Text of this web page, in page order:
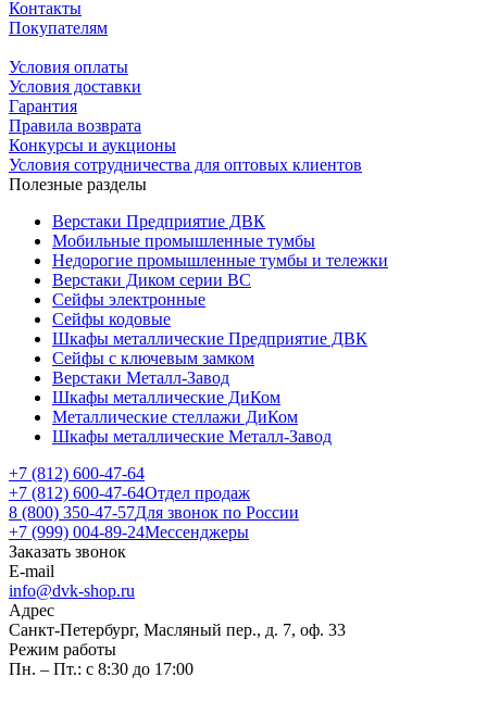
Контакты
Покупателям
Условия оплаты
Условия доставки
Гарантия
Правила возврата
Конкурсы и аукционы
Условия сотрудничества для оптовых клиентов
Полезные разделы
Верстаки Предприятие ДВК
Мобильные промышленные тумбы
Недорогие промышленные тумбы и тележки
Верстаки Диком серии ВС
Сейфы электронные
Сейфы кодовые
Шкафы металлические Предприятие ДВК
Сейфы с ключевым замком
Верстаки Металл-Завод
Шкафы металлические ДиКом
Металлические стеллажи ДиКом
Шкафы металлические Металл-Завод
+7 (812) 600-47-64
+7 (812) 600-47-64Отдел продаж
8 (800) 350-47-57Для звонок по России
+7 (999) 004-89-24Мессенджеры
Заказать звонок
E-mail
info@dvk-shop.ru
Адрес
Санкт-Петербург, Масляный пер., д. 7, оф. 33
Режим работы
Пн. – Пт.: с 8:30 до 17:00